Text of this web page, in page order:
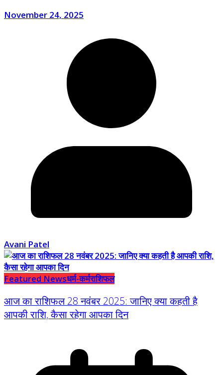
November 24, 2025
Avani Patel
Featured Newsधर्म-कर्मराशिफल
आज का राशिफल 28 नवंबर 2025: जानिए क्या कहती है
आपकी राशि, कैसा रहेगा आपका दिन